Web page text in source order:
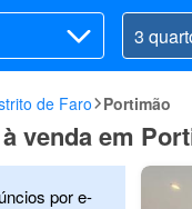
de Faro Portimão
venda em
por e-